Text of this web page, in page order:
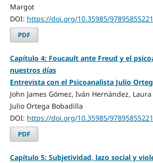
Margot
DOI: https://doi.org/10.35985/
PDF
Capítulo 4: Foucault ante Freud y el
nuestros días
Entrevista con el Psicoanalista Julio
John James Gómez, Iván Hernández,
Julio Ortega Bobadilla
DOI: https://doi.org/10.35985/
PDF
Capítulo 5: Subjetividad, lazo social y